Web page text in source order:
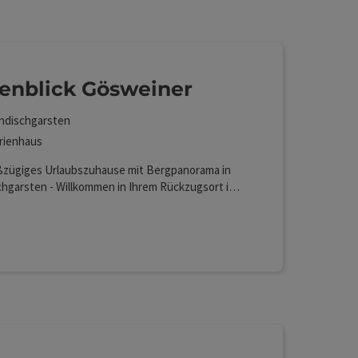
Gösweiner
Urlaubszuhause mit Bergpanorama in
- Willkommen in Ihrem Rückzugsort im
Ferienhaus in Windischgarsten
(kostenlos)